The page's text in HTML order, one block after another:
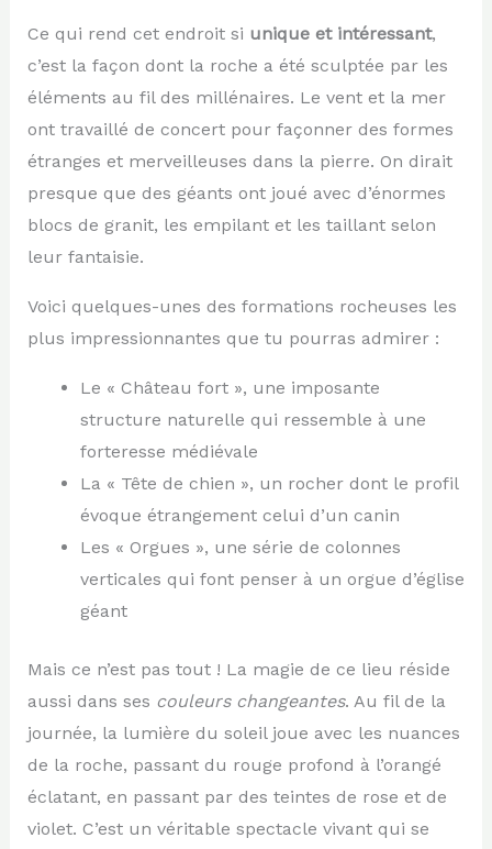
Ce qui rend cet endroit si unique et intéressant,
c’est la façon dont la roche a été sculptée par les
éléments au fil des millénaires. Le vent et la mer
ont travaillé de concert pour façonner des formes
étranges et merveilleuses dans la pierre. On dirait
presque que des géants ont joué avec d’énormes
blocs de granit, les empilant et les taillant selon
leur fantaisie.
Voici quelques-unes des formations rocheuses les
plus impressionnantes que tu pourras admirer :
Le « Château fort », une imposante
structure naturelle qui ressemble à une
forteresse médiévale
La « Tête de chien », un rocher dont le profil
évoque étrangement celui d’un canin
Les « Orgues », une série de colonnes
verticales qui font penser à un orgue d’église
géant
Mais ce n’est pas tout ! La magie de ce lieu réside
aussi dans ses couleurs changeantes. Au fil de la
journée, la lumière du soleil joue avec les nuances
de la roche, passant du rouge profond à l’orangé
éclatant, en passant par des teintes de rose et de
violet. C’est un véritable spectacle vivant qui se